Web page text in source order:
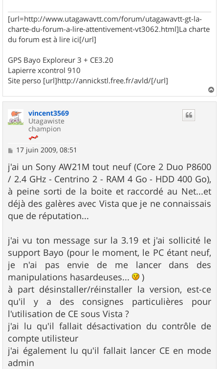
[url=http://www.utagawavtt.com/forum/utagawavtt-gt-la-
charte-du-forum-a-lire-attentivement-vt3062.html]La charte
du forum est à lire ici[/url]
GPS Bayo Exploreur 3 + CE3.20
Lapierre xcontrol 910
Site perso [url]http://annickstl.free.fr/avld/[/url]
a
vincent3569
Utagawiste
champion
M
s
s
a
g
e
17 juin 2009, 08:51
j'ai un Sony AW21M tout neuf (Core 2 Duo P8600
/ 2.4 GHz - Centrino 2 - RAM 4 Go - HDD 400 Go),
à peine sorti de la boite et raccordé au Net...et
déjà des galères avec Vista que je ne connaissais
que de réputation...
j'ai vu ton message sur la 3.19 et j'ai sollicité le
support Bayo (pour le moment, le PC étant neuf,
je n'ai pas envie de me lancer dans des
manipulations hasardeuses...
)
à part désinstaller/réinstaller la version, est-ce
qu'il y a des consignes particulières pour
l'utilisation de CE sous Vista ?
j'ai lu qu'il fallait désactivation du contrôle de
compte utilisteur
j'ai également lu qu'il fallait lancer CE en mode
admin